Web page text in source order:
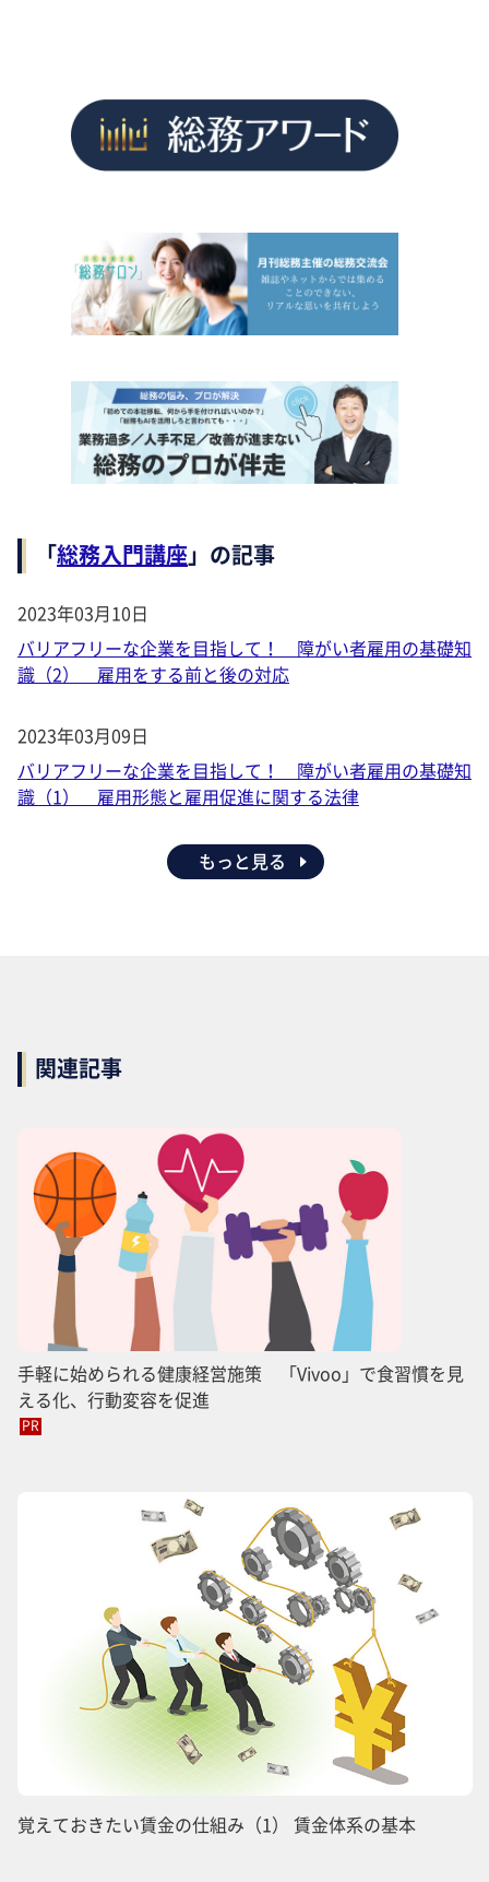
「総務入門講座」の記事
2023年03月10日
バリアフリーな企業を目指して！ 障がい者雇用の基礎知
識（2） 雇用をする前と後の対応
2023年03月09日
バリアフリーな企業を目指して！ 障がい者雇用の基礎知
識（1） 雇用形態と雇用促進に関する法律
もっと見る
関連記事
手軽に始められる健康経営施策 「Vivoo」で食習慣を見
える化、行動変容を促進
PR
覚えておきたい賃金の仕組み（1） 賃金体系の基本